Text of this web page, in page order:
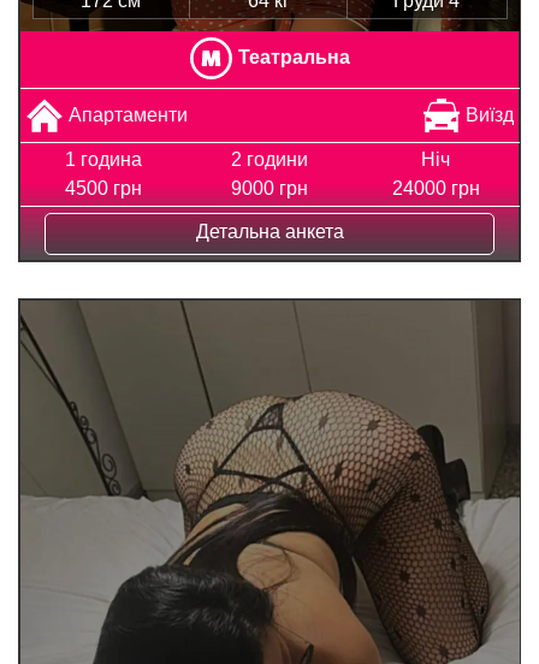
Театральна
Апартаменти Виїзд
1 година
4500 грн
2 години
9000 грн
Ніч
24000 грн
Детальна анкета